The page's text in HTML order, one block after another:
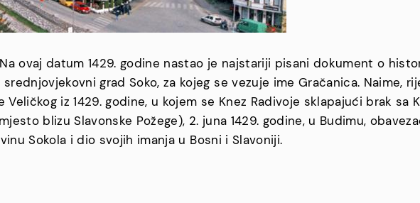
ovaj datum 1429. godine nastao je najstariji pisani dokument o
grad Soko, za kojeg se vezuje ime Gračanica. Naime,
iz 1429. godine, u kojem se Knez Radivoje sklapajući brak sa
blizu Slavonske Požege), 2. juna 1429. godine, u Budimu,
Sokola i dio svojih imanja u Bosni i Slavoniji.